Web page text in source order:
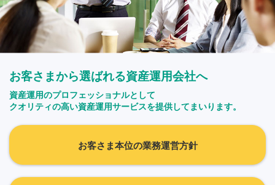
お客さまから選ばれる資産運用会社へ
資産運用のプロフェッショナルとして
クオリティの高い資産運用サービスを提供してまいります。
お客さま本位の業務運営方針